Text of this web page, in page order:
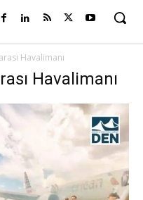
Havalimanı
Havalimanı